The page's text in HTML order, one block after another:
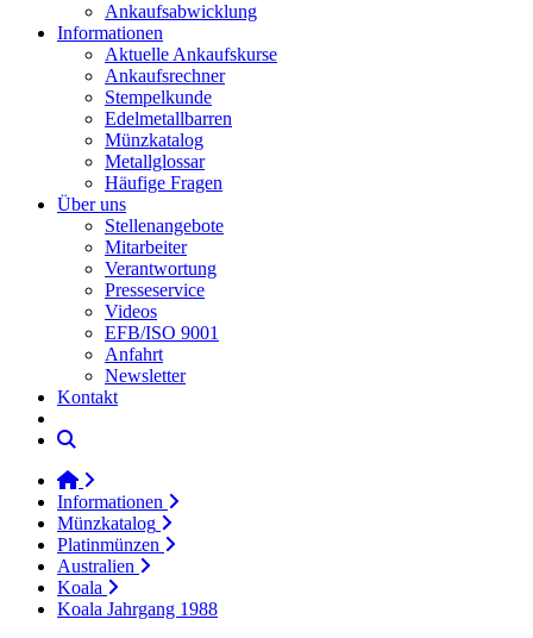
Ankaufsabwicklung
Informationen
Aktuelle Ankaufskurse
Ankaufsrechner
Stempelkunde
Edelmetallbarren
Münzkatalog
Metallglossar
Häufige Fragen
Über uns
Stellenangebote
Mitarbeiter
Verantwortung
Presseservice
Videos
EFB/ISO 9001
Anfahrt
Newsletter
Kontakt
Informationen
Münzkatalog
Platinmünzen
Australien
Koala
Koala Jahrgang 1988